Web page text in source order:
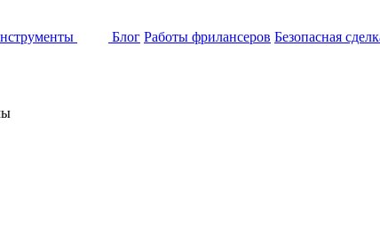
Блог Работы фрилансеров Безопасная